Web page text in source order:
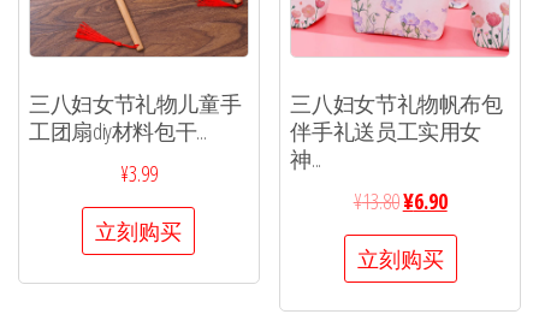
三八妇女节礼物儿童手
工团扇diy材料包干...
¥3.99
立刻购买
三八妇女节礼物帆布包
伴手礼送员工实用女
神...
¥13.80¥6.90
立刻购买